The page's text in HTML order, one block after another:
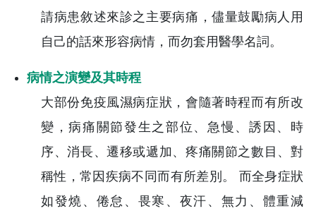
請病患敘述來診之主要病痛，儘量鼓勵病人用
自己的話來形容病情，而勿套用醫學名詞。
病情之演變及其時程
大部份免疫風濕病症狀，會隨著時程而有所改
變，病痛關節發生之部位、急慢、誘因、時
序、消長、遷移或遞加、疼痛關節之數目、對
稱性，常因疾病不同而有所差別。 而全身症狀
如發燒、倦怠、畏寒、夜汗、無力、體重減